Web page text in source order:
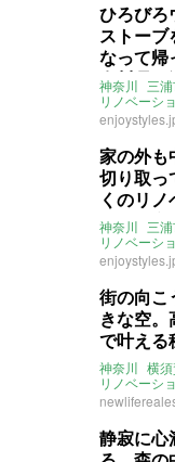
ひろびろ
ストーブ
なって帰
奈川県三
件)
神奈川 三
リノベーシ
薪ストーブ
家の外も
切り取っ
くのリ
県三浦市
神奈川 三
リノベーシ
海近
街の向こ
きな空
で叶える
(神奈川
賃貸物件)
神奈川 横
リノベーシ
オーシャン
ウッドデッ
ライター：
静寂に心